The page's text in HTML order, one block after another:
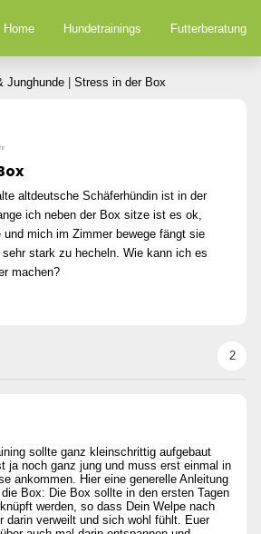
Home Hundetrainings Futterberatung
Junghunde Stress in der Box
altdeutsche Schäferhündin ist in der
ich neben der Box sitze ist es ok,
mich im Zimmer bewege fängt sie
stark zu hecheln. Wie kann ich es
machen?
2
sollte ganz kleinschrittig aufgebaut
ja noch ganz jung und muss erst einmal in
ankommen. Hier eine generelle Anleitung
Box: Die Box sollte in den ersten Tagen
werden, so dass Dein Welpe nach
darin verweilt und sich wohl fühlt. Euer